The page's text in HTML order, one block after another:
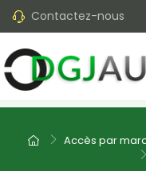
Contactez-nous
Accès par